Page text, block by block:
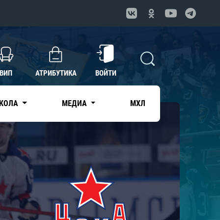
ВИП АТРИБУТИКА ВОЙТИ
МЕДИА МХЛ